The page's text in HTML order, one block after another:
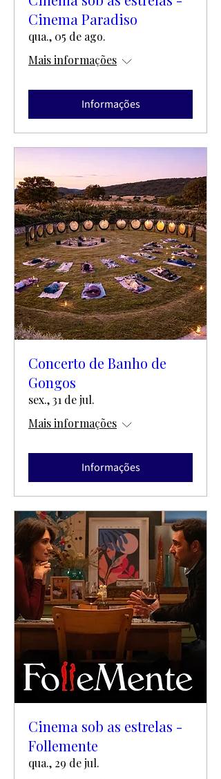
Cinema Paradiso
qua., 05 de ago.
Mais informações
Informações
Concerto de Banho de
Gongos
sex., 31 de jul.
Mais informações
Informações
Cinema sob as estrelas -
Follemente
qua., 29 de jul.